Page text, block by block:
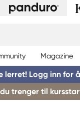
Magazine
lerret! Logg inn for
trenger til